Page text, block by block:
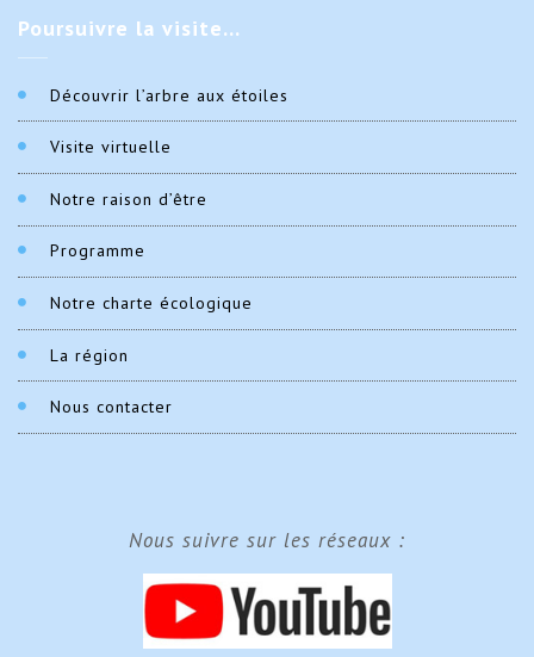
Poursuivre la visite…
Découvrir l’arbre aux étoiles
Visite virtuelle
Notre raison d’être
Programme
Notre charte écologique
La région
Nous contacter
Nous suivre sur les réseaux :